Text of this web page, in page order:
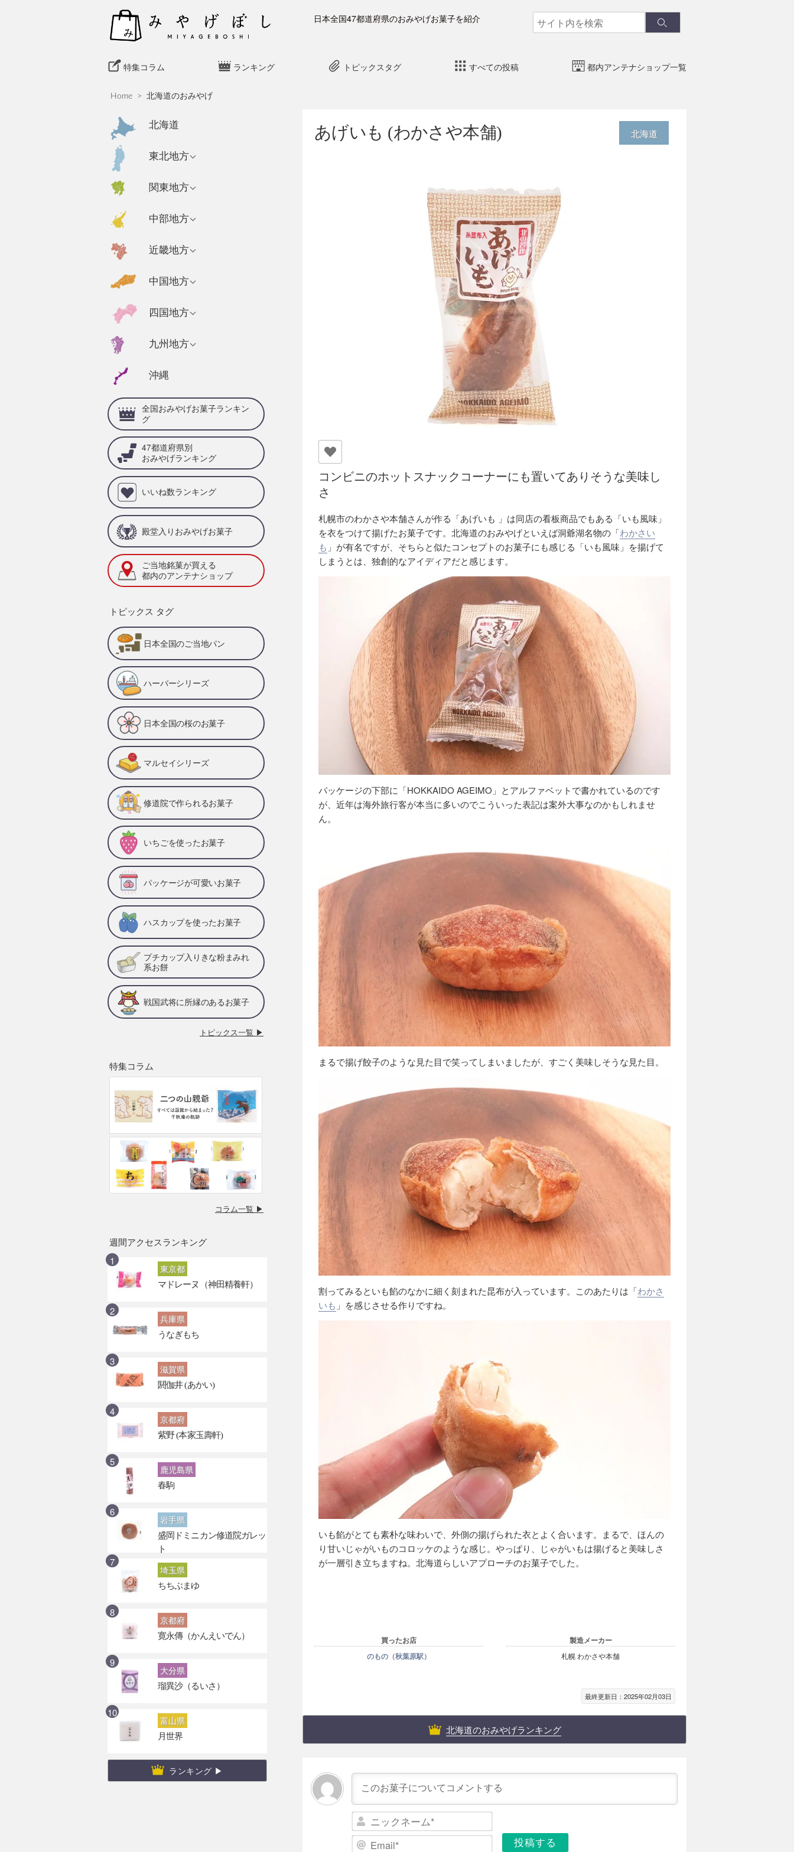
日本全国47都道府県のおみやげお菓子を紹介
検
索
検
特集コラム ランキング トピックスタグ すべての投稿 都内アンテナショップ一覧
Home > 北海道のおみやげ
北海道
東北地方
青森県のおみやげ
岩手県のおみやげ
山形県のおみやげ
宮城県のおみやげ
関東地方
東京都のおみやげ
神奈川県のおみや
げ
埼玉県のおみやげ
茨城県のおみやげ
栃木県のおみやげ
群馬県のおみやげ
中部地方
新潟県のおみやげ
富山県のおみやげ
静岡県のおみやげ
福井県のおみやげ
山梨県のおみやげ
岐阜県のおみやげ
愛知県のおみやげ
近畿地方
大阪府のおみやげ
京都府のおみやげ
三重県のおみやげ
兵庫県のおみやげ
げ
中国地方
広島県のおみやげ
山口県のおみやげ
島根県のおみやげ
岡山県のおみやげ
鳥取県のおみやげ
四国地方
高知県のおみやげ
香川県のおみやげ
九州地方
福岡県のおみやげ
佐賀県のおみやげ
宮崎県のおみやげ
熊本県のおみやげ
鹿児島県のおみや
げ
長崎県のおみやげ
沖縄
全国おみやげお菓子ランキン
グ
47都道府県別
おみやげランキング
いいね数ランキング
殿堂入りおみやげお菓子
ご当地銘菓が買える
都内のアンテナショップ
トピックス タグ
日本全国のご当地パン
ハーバーシリーズ
日本全国の桜のお菓子
マルセイシリーズ
修道院で作られるお菓子
いちごを使ったお菓子
パッケージが可愛いお菓子
ハスカップを使ったお菓子
プチカップ入りきな粉まみれ
系お餅
戦国武将に所縁のあるお菓子
トピックス一覧 ▶
特集コラム
コラム一覧 ▶
週間アクセスランキング
東京都
マドレーヌ（神田精養軒）
兵庫県
うなぎもち
滋賀県
閼伽井 (あかい)
京都府
紫野 (本家玉壽軒)
鹿児島県
春駒
岩手県
盛岡ドミニカン修道院ガレッ
ト
埼玉県
ちちぶまゆ
京都府
寛永傳（かんえいでん）
大分県
瑠異沙（るいさ）
富山県
月世界
ランキング ▶
北海道
あげいも (わかさや本舗)
コンビニのホットスナックコーナーにも置いてありそうな美味し
さ
札幌市のわかさや本舗さんが作る「あげいも 」は同店の看板商品でもある「いも風味」
を衣をつけて揚げたお菓子です。北海道のおみやげといえば洞爺湖名物の「わかさい
も 」が有名ですが、そちらと似たコンセプトのお菓子にも感じる「いも風味」を揚げて
しまうとは、独創的なアイディアだと感じます。
パッケージの下部に「HOKKAIDO AGEIMO」とアルファベットで書かれているのです
が、近年は海外旅行客が本当に多いのでこういった表記は案外大事なのかもしれませ
ん。
まるで揚げ餃子のような見た目で笑ってしまいましたが、すごく美味しそうな見た目。
割ってみるといも餡のなかに細く刻まれた昆布が入っています。このあたりは「わかさ
いも 」を感じさせる作りですね。
いも餡がとても素朴な味わいで、外側の揚げられた衣とよく合います。まるで、ほんの
り甘いじゃがいものコロッケのような感じ。やっぱり、じゃがいもは揚げると美味しさ
が一層引き立ちますね。北海道らしいアプローチのお菓子でした。
買ったお店
のもの（秋葉原駅）
製造メーカー
札幌 わかさや本舗
最終更新日：2025年02月03日
北海道のおみやげランキング
ニ
ッ
E